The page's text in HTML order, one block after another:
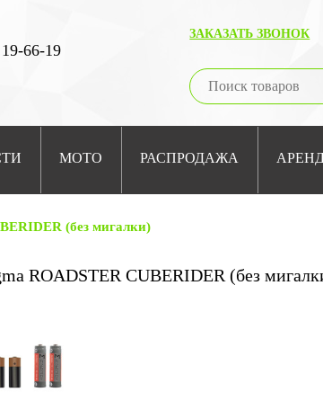
66-19
ЗАКАЗАТЬ ЗВОНОК
МОТО РАСПРОДАЖА
(без мигалки)
ROADSTER CUBERIDER (без